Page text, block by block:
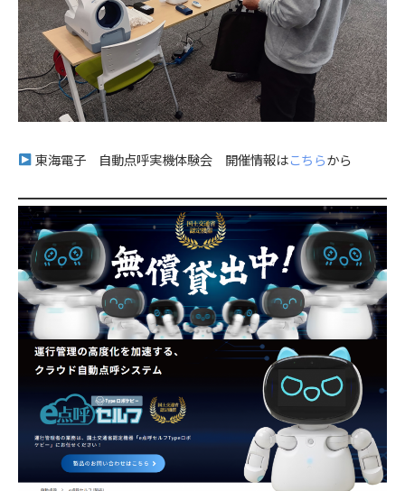
東海電子 自動点呼実機体験会 開催情報はこちらから